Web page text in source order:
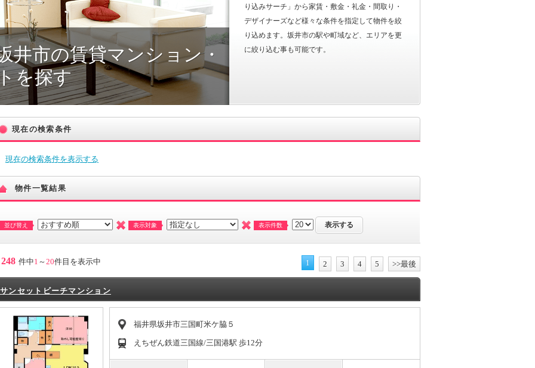
井市の賃貸マンション・
を探す
り込みサーチ」から家賃・敷金・礼金・間取り・
デザイナーズなど様々な条件を指定して物件を絞
り込めます。坂井市の駅や町域など、エリアを更
に絞り込む事も可能です。
現在の検索条件
現在の検索条件を表示する
物件一覧結果
並び替え 表示対象 表示件数
248 件中1 ～ 20件目を表示中 1 2 3 4 5 >>最後
サンセットビーチマンション
福井県坂井市三国町米ケ脇５
えちぜん鉄道三国線/三国港駅 歩12分